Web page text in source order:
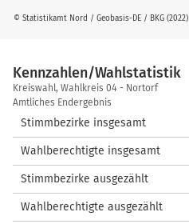
© Statistikamt Nord / Geobasis-DE / BKG (2022)
Kennzahlen/Wahlstatistik
Kennzahlen/Wahlstatistik
Kreiswahl, Wahlkreis 04 - Nortorf
Amtliches Endergebnis
Stimmbezirke insgesamt
Wahlberechtigte insgesamt
Stimmbezirke ausgezählt
Wahlberechtigte ausgezählt